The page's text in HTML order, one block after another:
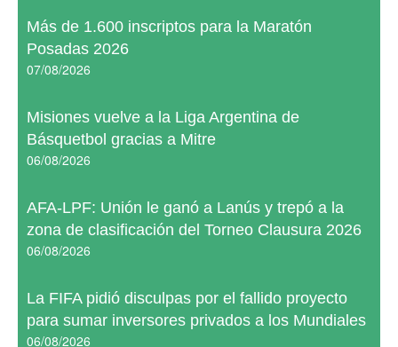
Más de 1.600 inscriptos para la Maratón
Posadas 2026
07/08/2026
Misiones vuelve a la Liga Argentina de
Básquetbol gracias a Mitre
06/08/2026
AFA-LPF: Unión le ganó a Lanús y trepó a la
zona de clasificación del Torneo Clausura 2026
06/08/2026
La FIFA pidió disculpas por el fallido proyecto
para sumar inversores privados a los Mundiales
06/08/2026